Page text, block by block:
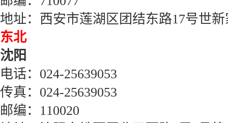
地址：西安市莲湖区团结东路17号世
东北
沈阳
电话： 024-25639053
传真： 024-25639053
邮编： 110020